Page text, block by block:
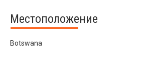
Местоположение
Botswana